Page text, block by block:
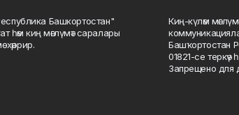
Башкортостан"
һәм киң мәғлүмәт саралары
Киң-күләм
Башҡортостан
01821-се
Запрещено для